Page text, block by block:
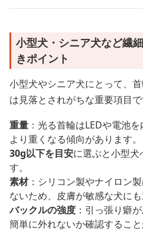
小型犬・シニア犬など繊
きポイント
小型犬やシニア犬にとって、
は見落とされがちな重要項目で
重量 ：光る首輪はLEDや電池
より重くなる傾向があります。
30g以下を目安に選ぶと小型犬
す。
素材：シリコン製やナイロン
ないため、皮膚が敏感な犬にも
バックルの強度 ：引っ張り癖
簡単に外れないか確認すること